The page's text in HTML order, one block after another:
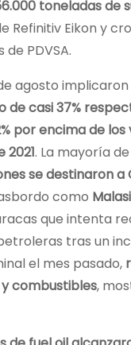
toneladas de
Refinitiv Eikon y
PDVSA.
agosto implicaron
de casi 37%
por encima de
2021. La mayoría de
se destinaron a
como
que intenta
tras un
el mes pasado,
combustibles,